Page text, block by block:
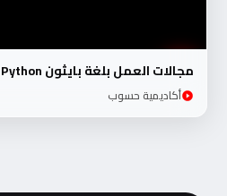
مجالات العمل بلغة بايثون Python
أكاديمية حسوب